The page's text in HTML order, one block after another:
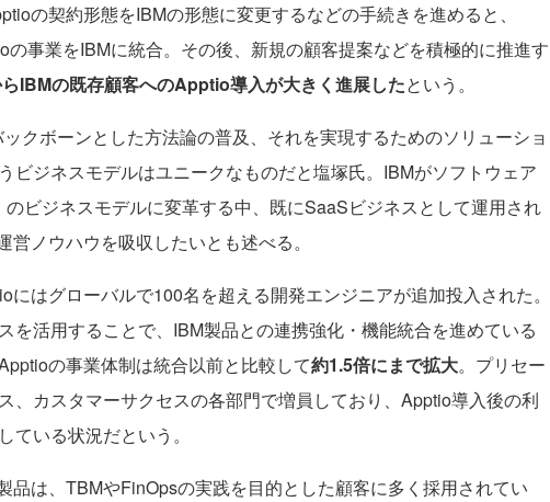
の契約形態をIBMの形態に変更するなどの手続きを進めると、
の事業をIBMに統合。その後、新規の顧客提案などを積極的に推進す
IBMの既存顧客へのApptio導入が大きく進展したという。
クボーンとした方法論の普及、それを実現するためのソリューショ
ビジネスモデルはユニークなものだと塩塚氏。IBMがソフトウェア
ビジネスモデルに変革する中、既にSaaSビジネスとして運用され
営ノウハウを吸収したいとも述べる。
はグローバルで100名を超える開発エンジニアが追加投入された。
を活用することで、IBM製品との連携強化・機能統合を進めている
の事業体制は統合以前と比較して約1.5倍にまで拡大。プリセー
、カスタマーサクセスの各部門で増員しており、Apptio導入後の利
ている状況だという。
品は、TBMやFinOpsの実践を目的とした顧客に多く採用されてい